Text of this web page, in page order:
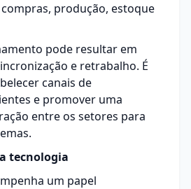
produção, estoque
pode resultar em
e retrabalho. É
canais de
e promover uma
entre os setores para
tecnologia
um papel